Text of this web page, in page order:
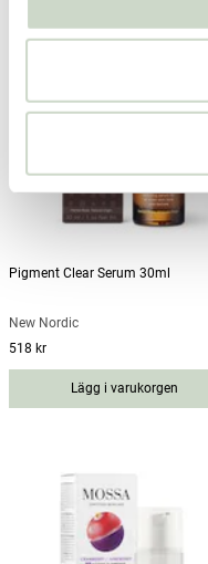
Pigment Clear Serum 30ml
New Nordic
Pris:
518 kr
Lägg i varukorgen